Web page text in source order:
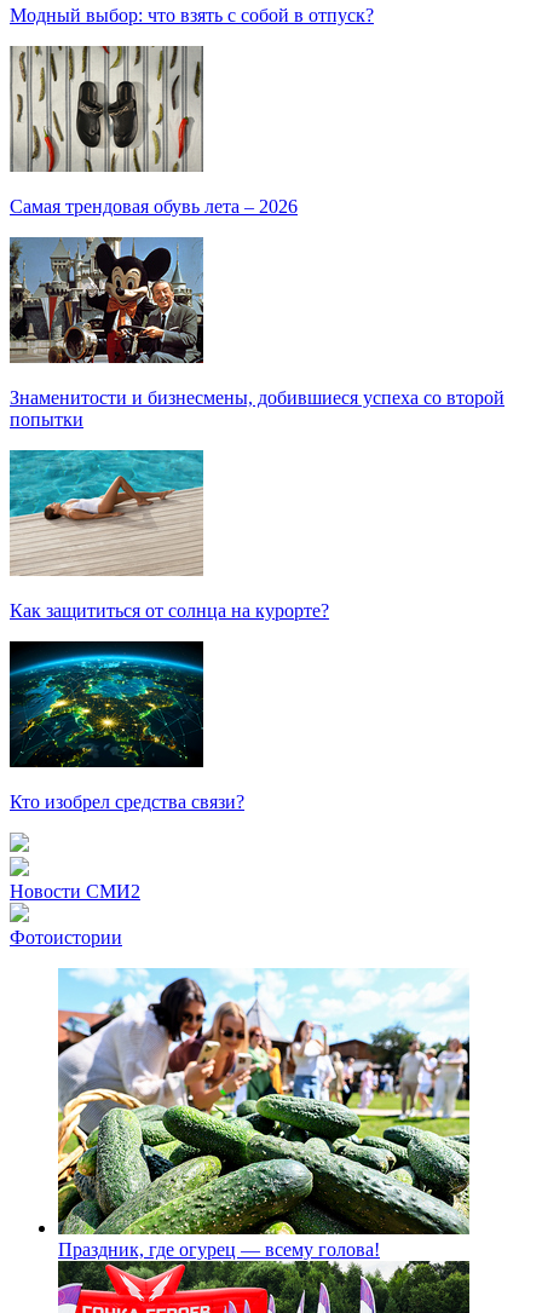
Модный выбор: что взять с собой в отпуск?
Самая трендовая обувь лета – 2026
Знаменитости и бизнесмены, добившиеся успеха со второй
попытки
Как защититься от солнца на курорте?
Кто изобрел средства связи?
Новости СМИ2
Фотоистории
Праздник, где огурец — всему голова!